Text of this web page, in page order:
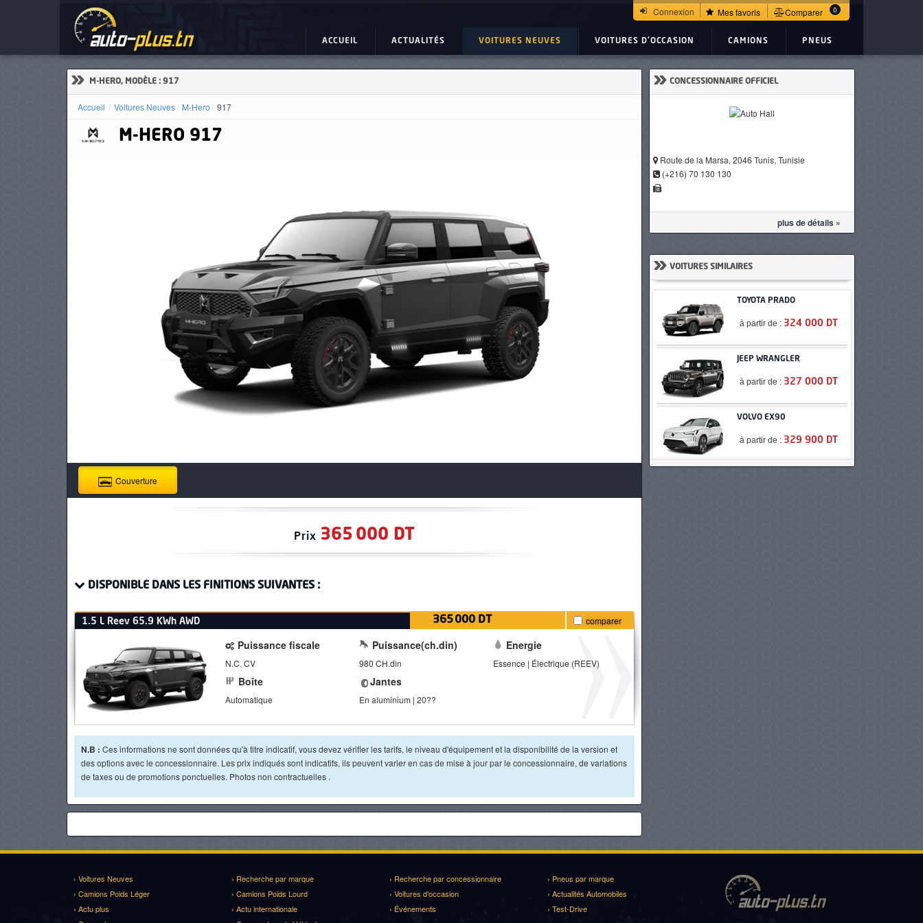
Connexion Mes favoris Comparer 0
ACCUEIL ACTUALITÉS VOITURES NEUVES VOITURES D'OCCASION CAMIONS PNEUS
» M-HERO, MODÈLE : 917
Accueil Voitures Neuves M-Hero 917
M-HERO 917
Couverture
Prix 365 000 DT
DISPONIBLE DANS LES FINITIONS SUIVANTES :
comparer
1.5 L Reev 65.9 KWh AWD 365 000 DT
Puissance fiscale
N.C. CV
Puissance(ch.din)
980 CH.din
Energie
Essence | Électrique (REEV)
Boîte
Automatique
Jantes
En aluminium | 20??
N.B : Ces informations ne sont données qu'à titre indicatif, vous devez vérifier les tarifs, le niveau d'équipement et la disponibilité de la version et
des options avec le concessionnaire. Les prix indiqués sont indicatifs, ils peuvent varier en cas de mise à jour par le concessionnaire, de variations
de taxes ou de promotions ponctuelles. Photos non contractuelles .
» CONCESSIONNAIRE OFFICIEL
Route de la Marsa, 2046 Tunis, Tunisie
(+216) 70 130 130
plus de détails »
» VOITURES SIMILAIRES
TOYOTA PRADO
à partir de : 324 000 DT
JEEP WRANGLER
à partir de : 327 000 DT
VOLVO EX90
à partir de : 329 900 DT
› Voitures Neuves › Recherche par marque › Recherche par concessionnaire
› Pneus par marque
› Camions Poids Léger
› Camions Poids Lourd › Voitures d'occasion
› Actualités Automobiles
› Actu plus
› Actu internationale › Événements
› Test-Drive
ACTUALITÉS